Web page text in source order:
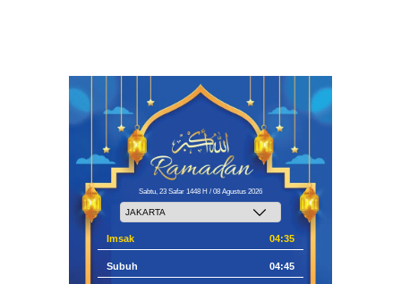
Sabtu, 23 Safar 1448 H / 08 Agustus 2026
Imsak 04:35
Subuh 04:45